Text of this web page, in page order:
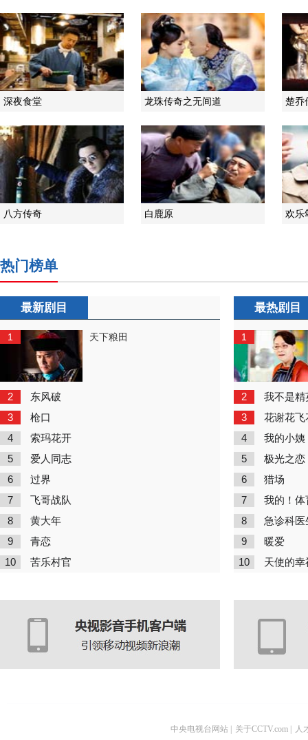
深夜食堂 龙珠传奇之无间道 楚乔
八方传奇 白鹿原 欢乐
热门榜单
最新剧目
1 天下粮田
2 东风破
3 枪口
4 索玛花开
5 爱人同志
6 过界
7 飞哥战队
8 黄大年
9 青恋
10 苦乐村官
最热剧目
1
2 我不是精
3 花谢花飞
4 我的小姨
5 极光之恋
6 猎场
7 我的！体
8 急诊科医
9 暖爱
10 天使的幸
中央电视台网站 关于CCTV.com 人